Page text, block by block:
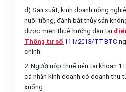
d) Sản xuất, kinh doanh nông
nuôi trồng, đánh bắt thủy sản
được miễn thuế hướng dẫn tại
Thông tư số 111/2013/TT-BTC
chính.
2. Người nộp thuế nêu tại khoản 1
cá nhân kinh doanh có doanh thu
xuống.